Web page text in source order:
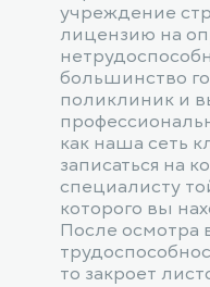
учреждение
лицензию на
большинство
поликлиник и
как наша сеть
записаться на
специалисту
которого вы
После осмотра
то закроет